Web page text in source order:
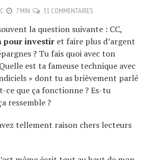
7 MIN 31 COMMENTAIRES
la question suivante : CC,
pour investir et faire plus d’argent
? Tu fais quoi avec ton
est ta fameuse technique avec
» dont tu as brièvement parlé
ce que ça fonctionne ? Es-tu
ressemble ?
tellement raison chers lecteurs